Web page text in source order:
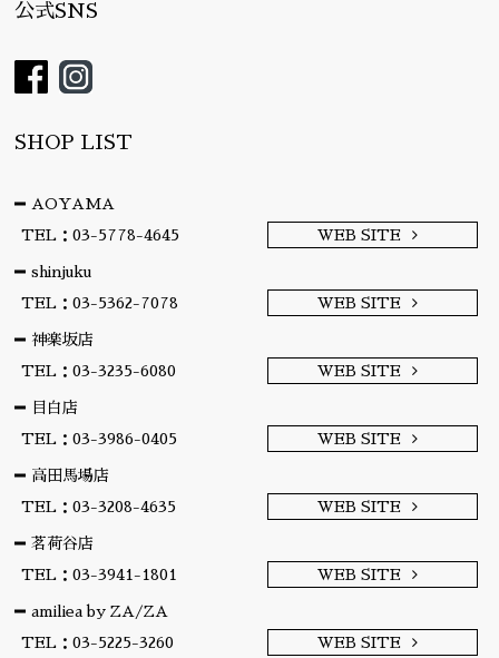
公式SNS
SHOP LIST
AOYAMA
TEL：03-5778-4645
WEB SITE
shinjuku
TEL：03-5362-7078
WEB SITE
神楽坂店
TEL：03-3235-6080
WEB SITE
目白店
TEL：03-3986-0405
WEB SITE
高田馬場店
TEL：03-3208-4635
WEB SITE
茗荷谷店
TEL：03-3941-1801
WEB SITE
amiliea by ZA/ZA
TEL：03-5225-3260
WEB SITE